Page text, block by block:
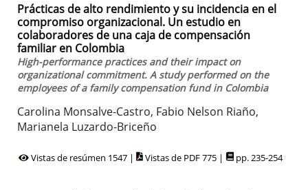
Prácticas de alto rendimiento y su incidencia en el
compromiso organizacional. Un estudio en
colaboradores de una caja de compensación
familiar en Colombia
High-performance practices and their impact on
organizational commitment. A study performed on the
employees of a family compensation fund in Colombia
Carolina Monsalve-Castro, Fabio Nelson Riaño,
Marianela Luzardo-Briceño
Vistas de resúmen 1547 | Vistas de PDF 775 | pp. 235-254